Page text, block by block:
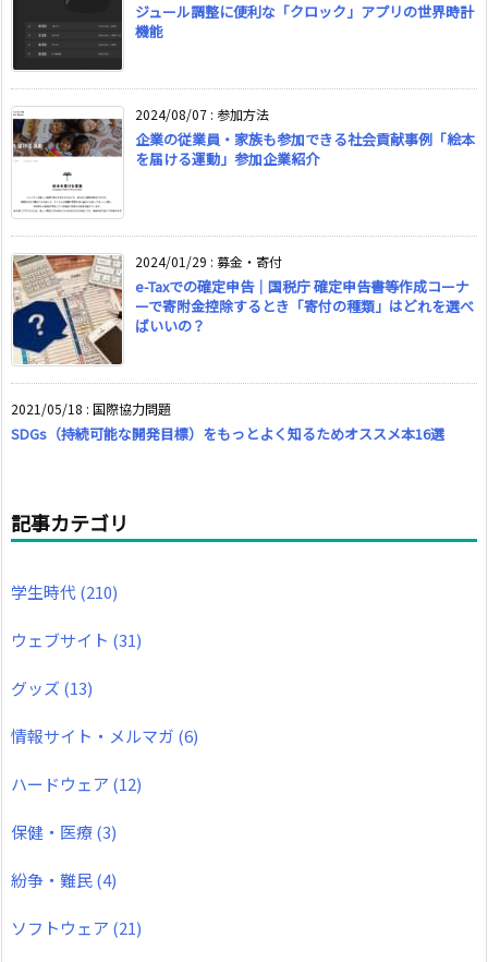
ジュール調整に便利な「クロック」アプリの世界時計
機能
2024/08/07 : 参加方法
企業の従業員・家族も参加できる社会貢献事例「絵本
を届ける運動」参加企業紹介
2024/01/29 : 募金・寄付
e-Taxでの確定申告｜国税庁 確定申告書等作成コーナ
ーで寄附金控除するとき「寄付の種類」はどれを選べ
ばいいの？
2021/05/18 : 国際協力問題
SDGs（持続可能な開発目標）をもっとよく知るためオススメ本16選
記事カテゴリ
学生時代(210)
ウェブサイト (31)
グッズ (13)
情報サイト・メルマガ (6)
ハードウェア (12)
保健・医療(3)
紛争・難民(4)
ソフトウェア (21)